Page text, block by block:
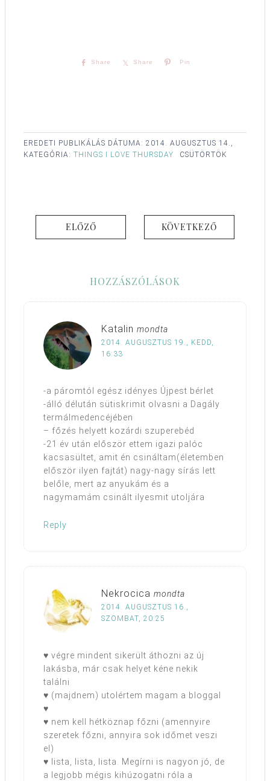
Share Share Pin
EREDETI PUBLIKÁLÁS DÁTUMA: 2014. AUGUSZTUS 14.,
CSÜTÖRTÖK
KATEGÓRIA: THINGS I LOVE THURSDAY
ELŐZŐ KÖVETKEZŐ
HOZZÁSZÓLÁSOK
Katalin mondta
2014. AUGUSZTUS 19., KEDD,
16:33
-a páromtól egész idényes Újpest bérlet
-álló délután sütiskrimit olvasni a Dagály
termálmedencéjében
– főzés helyett kozárdi szuperebéd
-21 év után először ettem igazi palóc
kacsasültet, amit én csináltam(életemben
először ilyen fajtát) nagy-nagy sírás lett
belőle, mert az anyukám és a
nagymamám csinált ilyesmit utoljára
Reply
Nekrocica mondta
2014. AUGUSZTUS 16.,
SZOMBAT, 20:25
♥ végre mindent sikerült áthozni az új
lakásba, már csak helyet kéne nekik
találni
♥ (majdnem) utolértem magam a bloggal
♥
♥ nem kell hétköznap főzni (amennyire
szeretek főzni, annyira sok időmet veszi
el)
♥ lista, lista, lista. Megírni is nagyon jó, de
a legjobb mégis kihúzogatni róla a